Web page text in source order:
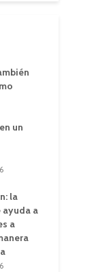
un
la
a
a